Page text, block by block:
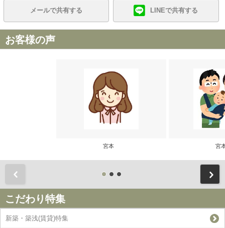
メールで共有する LINEで共有する
お客様の声
宮本 宮
こだわり特集
新築・築浅(賃貸)特集